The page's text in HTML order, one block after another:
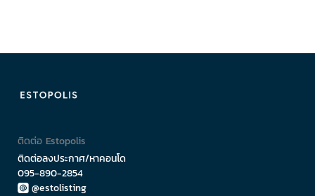
ติดต่อ Estopolis
ติดต่อลงประกาศ/หาคอนโด
095-890-2854
@estolisting